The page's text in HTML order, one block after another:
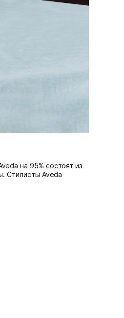
на 95% состоят из
Cтилисты Aveda